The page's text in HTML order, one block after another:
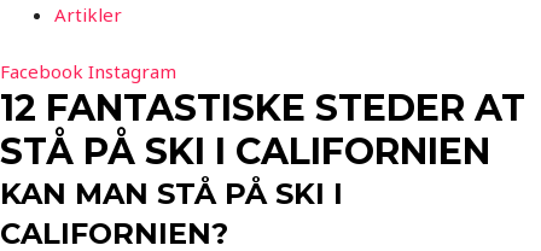
Artikler
Facebook Instagram
12 FANTASTISKE STEDER AT
STÅ PÅ SKI I CALIFORNIEN
KAN MAN STÅ PÅ SKI I
CALIFORNIEN?